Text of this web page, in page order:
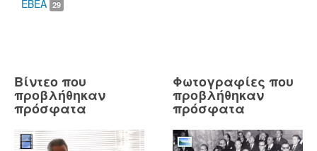
ΕΒΕΑ 29
Βίντεο που
προβλήθηκαν
πρόσφατα
Φωτογραφίες που
προβλήθηκαν
πρόσφατα